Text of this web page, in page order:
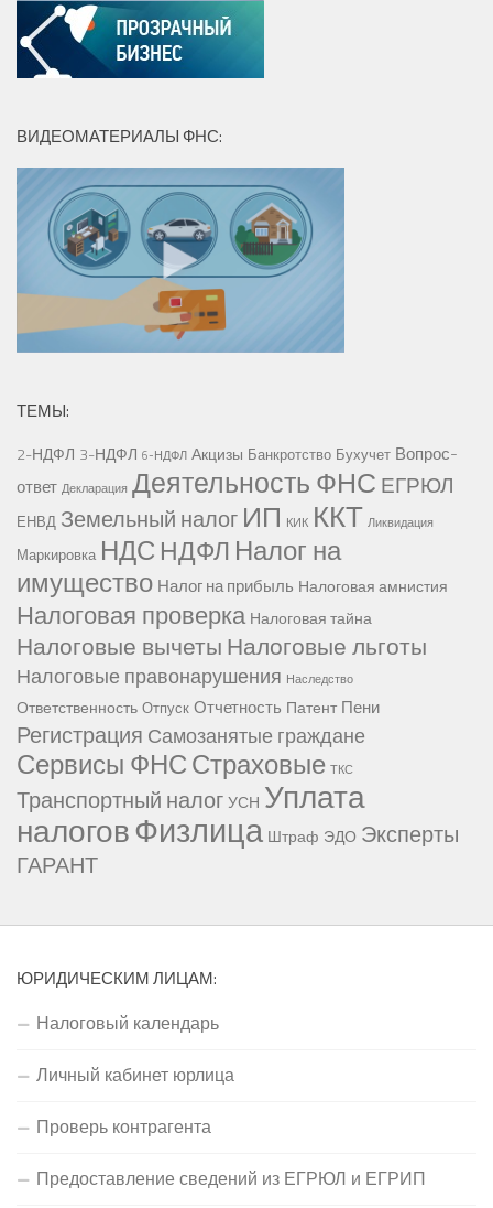
ВИДЕОМАТЕРИАЛЫ ФНС:
ТЕМЫ:
2-НДФЛ 3-НДФЛ 6-НДФЛ Акцизы Банкротство Бухучет Вопрос-
ответ Декларация Деятельность ФНС ЕГРЮЛ
ЕНВД Земельный налог ИП КИК ККТ Ликвидация
Маркировка НДС НДФЛ Налог на
имущество Налог на прибыль Налоговая амнистия
Налоговая проверка Налоговая тайна
Налоговые вычетыНалоговые льготы
Налоговые правонарушения Наследство
Ответственность Отпуск Отчетность Патент Пени
Регистрация Самозанятые граждане
Сервисы ФНССтраховые ТКС
Транспортный налогУСН Уплата
налоговФизлица Штраф ЭДО Эксперты
ГАРАНТ
ЮРИДИЧЕСКИМ ЛИЦАМ:
Налоговый календарь
Личный кабинет юрлица
Проверь контрагента
Предоставление сведений из ЕГРЮЛ и ЕГРИП